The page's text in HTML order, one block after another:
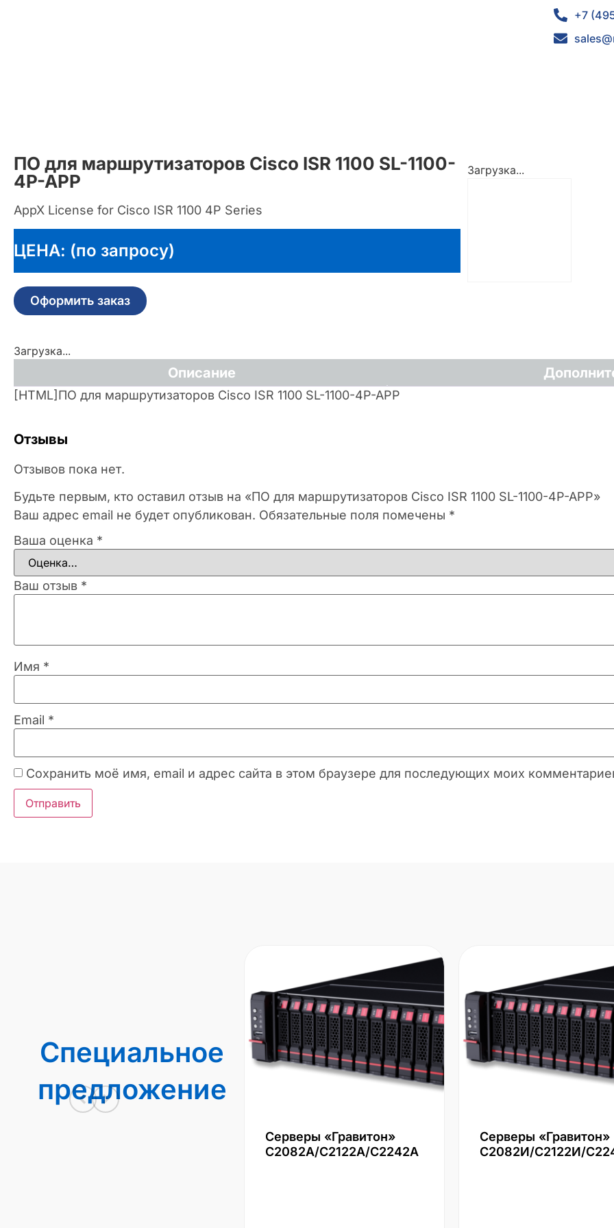
+7
ПО для маршрутизаторов Cisco ISR 1100 SL-1100-
4P-APP
AppX License for Cisco ISR 1100 4P Series
ЦЕНА: (по запросу)
Оформить заказ
Загрузка...
Загрузка...
Описание
[HTML]ПО для маршрутизаторов Cisco ISR 1100 SL-1100-4P-APP
Отзывы
Отзывов пока нет.
Будьте первым, кто оставил отзыв на «ПО для маршрутизаторов Cisco ISR 1100 SL-1100-4P-APP»
Ваш адрес email не будет опубликован. Обязательные поля помечены *
Ваша оценка *
Ваш отзыв *
Имя *
Email *
Сохранить моё имя, email и адрес сайта в этом браузере для последующих моих
Специальное
предложение
Серверы «Гравитон»
С2082А/С2122А/С2242А
Серверы «Гравитон»
С2082И/С2122И/